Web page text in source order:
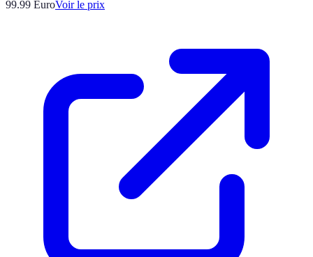
99.99 EuroVoir le prix